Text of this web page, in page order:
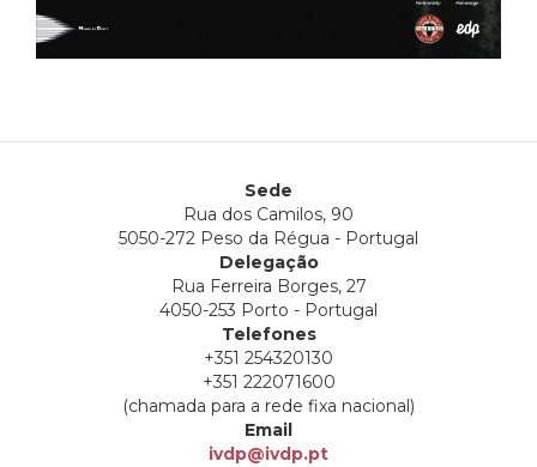
Sede
Rua dos Camilos, 90
5050-272 Peso da Régua - Portugal
Delegação
Rua Ferreira Borges, 27
4050-253 Porto - Portugal
Telefones
+351 254320130
+351 222071600
(chamada para a rede fixa nacional)
Email
ivdp@ivdp.pt